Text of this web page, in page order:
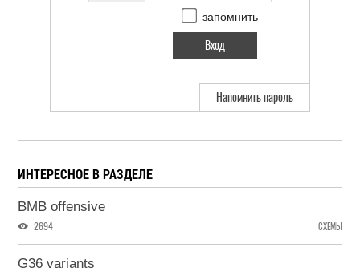
запомнить
Напомнить пароль
ИНТЕРЕСНОЕ В РАЗДЕЛЕ
BMB offensive
2694 СХЕМЫ
G36 variants